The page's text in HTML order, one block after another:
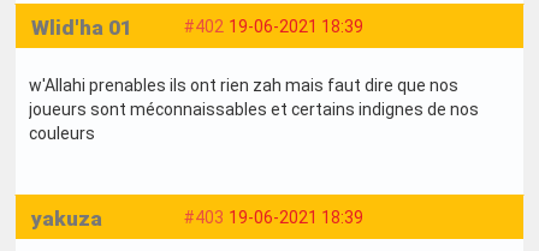
#402 19-06-2021 18:39
Wlid'ha 01
w'Allahi prenables ils ont rien zah mais faut dire que nos
joueurs sont méconnaissables et certains indignes de nos
couleurs
#403 19-06-2021 18:39
yakuza